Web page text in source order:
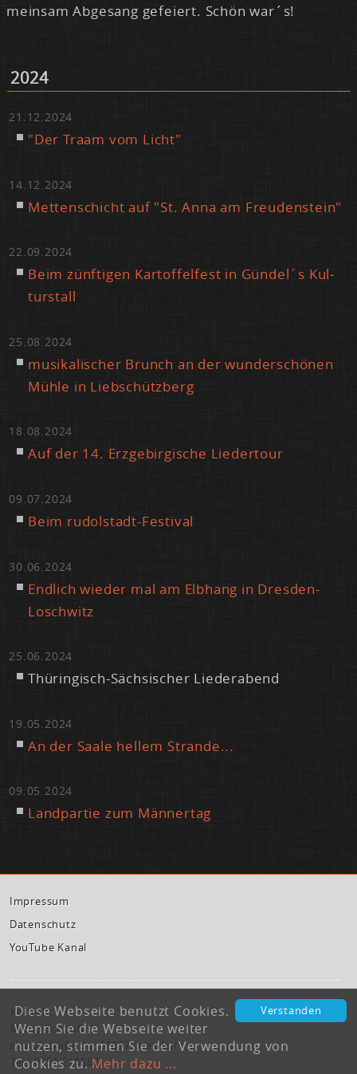
mein­sam Ab­ge­sang ge­fei­ert. Schön war´s!
2024
21.12.2024
"Der Traam vom Licht"
14.12.2024
Met­ten­schicht auf "St. An­na am Freu­den­stein"
22.09.2024
Beim zünf­ti­gen Kar­tof­fel­fest in Gün­del´s Kul­
tur­stall
25.08.2024
mu­si­ka­li­scher Brunch an der wun­der­schö­nen
Müh­le in Lieb­schütz­berg
18.08.2024
Auf der 14. Erz­ge­bir­gi­sche Lie­der­tour
09.07.2024
Beim ru­dol­stadt-Fes­ti­val
30.06.2024
End­lich wie­der mal am Elb­hang in Dres­den-
Losch­witz
25.06.2024
Thü­rin­gisch-Säch­si­scher Lie­der­abend
19.05.2024
An der Saa­le hel­lem Stran­de...
09.05.2024
Land­par­tie zum Män­ner­tag
Im­pres­sum
Da­ten­schutz
You­Tube Ka­nal
Kontakt:
Micha Schaufuß
Hauptstraße 3a, 01097 Dresden
Tel.: 0351 2188801
Verstanden
Diese Webseite benutzt Cookies.
Wenn Sie die Webseite weiter
nutzen, stimmen Sie der Verwendung von
Cookies zu.Mehr dazu ...